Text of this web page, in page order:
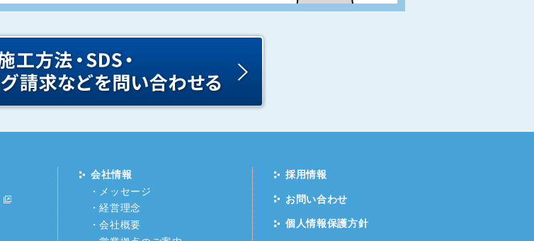
会社情報
メッセージ
経営理念
会社概要
採用情報
お問い合わせ
個人情報保護方針